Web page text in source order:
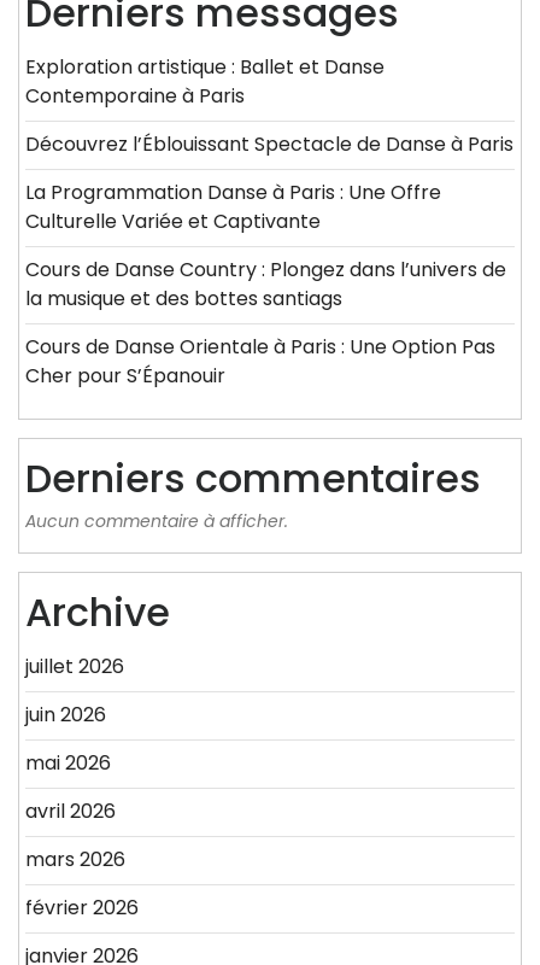
Derniers messages
Exploration artistique : Ballet et Danse
Contemporaine à Paris
Découvrez l’Éblouissant Spectacle de Danse à Paris
La Programmation Danse à Paris : Une Offre
Culturelle Variée et Captivante
Cours de Danse Country : Plongez dans l’univers de
la musique et des bottes santiags
Cours de Danse Orientale à Paris : Une Option Pas
Cher pour S’Épanouir
Derniers commentaires
Aucun commentaire à afficher.
Archive
juillet 2026
juin 2026
mai 2026
avril 2026
mars 2026
février 2026
janvier 2026